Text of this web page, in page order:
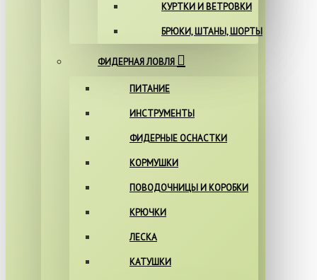
КУРТКИ И ВЕТРОВКИ
БРЮКИ, ШТАНЫ, ШОРТЫ
ФИДЕРНАЯ ЛОВЛЯ
ПИТАНИЕ
ИНСТРУМЕНТЫ
ФИДЕРНЫЕ ОСНАСТКИ
КОРМУШКИ
ПОВОДОЧНИЦЫ И КОРОБКИ
КРЮЧКИ
ЛЕСКА
КАТУШКИ